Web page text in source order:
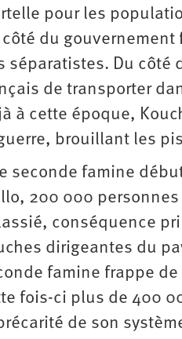
pour les
côté du
séparatistes. Du côté
de transporter
à cette époque,
brouillant les
seconde famine
200 000
conséquence
dirigeantes du
famine frappe
fois-ci plus de 400
de son